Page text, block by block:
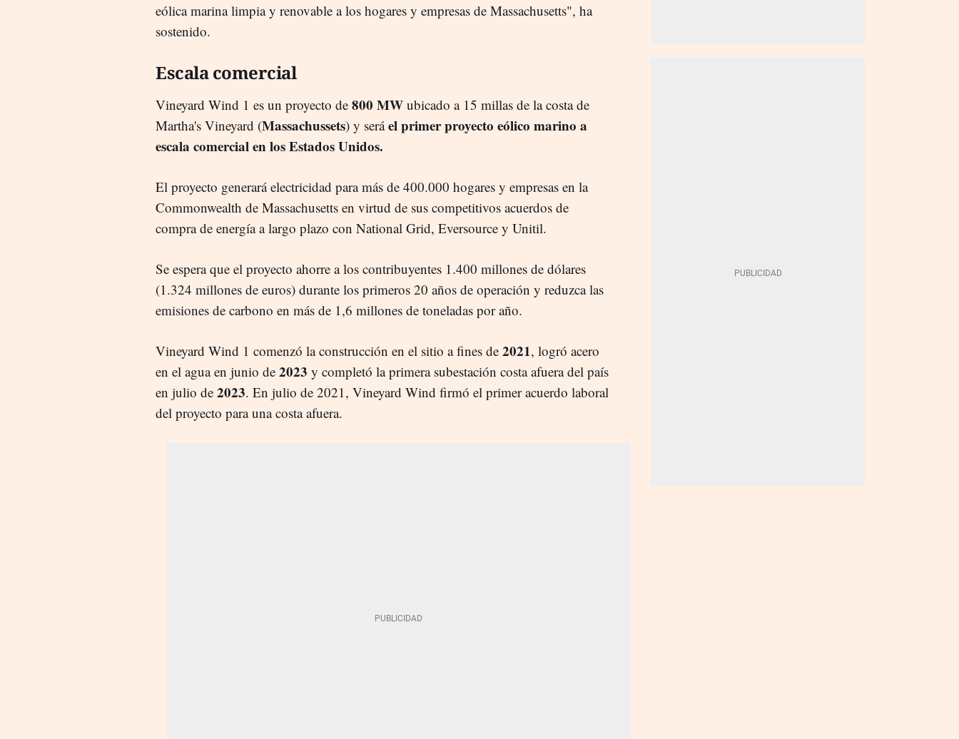
eólica marina limpia y renovable a los hogares y empresas de Massachusetts", ha
sostenido.
Escala comercial
Vineyard Wind 1 es un proyecto de 800 MW ubicado a 15 millas de la costa de
Martha's Vineyard (Massachussets) y seráel primer proyecto eólico marino a
escala comercial en los Estados Unidos.
El proyecto generará electricidad para más de 400.000 hogares y empresas en la
Commonwealth de Massachusetts en virtud de sus competitivos acuerdos de
compra de energía a largo plazo con National Grid, Eversource y Unitil.
Se espera que el proyecto ahorre a los contribuyentes 1.400 millones de dólares
(1.324 millones de euros) durante los primeros 20 años de operación y reduzca las
emisiones de carbono en más de 1,6 millones de toneladas por año.
Vineyard Wind 1 comenzó la construcción en el sitio a fines de 2021, logró acero
en el agua en junio de 2023 y completó la primera subestación costa afuera del país
en julio de 2023. En julio de 2021, Vineyard Wind firmó el primer acuerdo laboral
del proyecto para una costa afuera.